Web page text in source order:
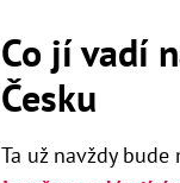
Co jí vadí
Česku
Ta už navždy